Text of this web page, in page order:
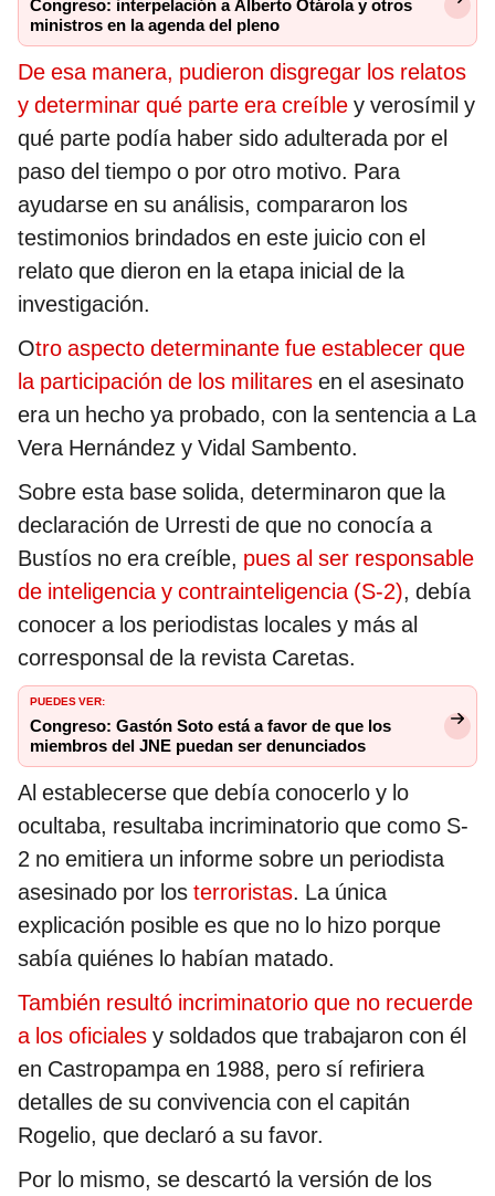
Congreso: interpelación a Alberto Otárola y otros
ministros en la agenda del pleno
De esa manera, pudieron disgregar los relatos
y determinar qué parte era creíble y verosímil y
qué parte podía haber sido adulterada por el
paso del tiempo o por otro motivo. Para
ayudarse en su análisis, compararon los
testimonios brindados en este juicio con el
relato que dieron en la etapa inicial de la
investigación.
Otro aspecto determinante fue establecer que
la participación de los militares en el asesinato
era un hecho ya probado, con la sentencia a La
Vera Hernández y Vidal Sambento.
Sobre esta base solida, determinaron que la
declaración de Urresti de que no conocía a
Bustíos no era creíble, pues al ser responsable
de inteligencia y contrainteligencia (S-2), debía
conocer a los periodistas locales y más al
corresponsal de la revista Caretas.
PUEDES VER:
Congreso: Gastón Soto está a favor de que los
miembros del JNE puedan ser denunciados
Al establecerse que debía conocerlo y lo
ocultaba, resultaba incriminatorio que como S-
2 no emitiera un informe sobre un periodista
asesinado por los terroristas. La única
explicación posible es que no lo hizo porque
sabía quiénes lo habían matado.
También resultó incriminatorio que no recuerde
a los oficiales y soldados que trabajaron con él
en Castropampa en 1988, pero sí refiriera
detalles de su convivencia con el capitán
Rogelio, que declaró a su favor.
Por lo mismo, se descartó la versión de los